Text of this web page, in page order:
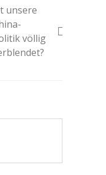
unsere
völlig